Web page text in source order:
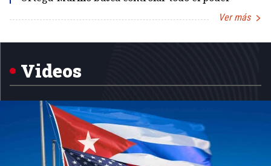
Ver más
Videos